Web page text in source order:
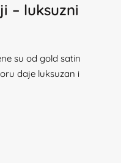
– luksuzni
su od gold satin
daje luksuzan i